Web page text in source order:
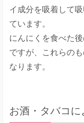
イ成分を吸着して
ています。
にんにくを食べた
ですが、これらの
なります。
お酒・タバコに